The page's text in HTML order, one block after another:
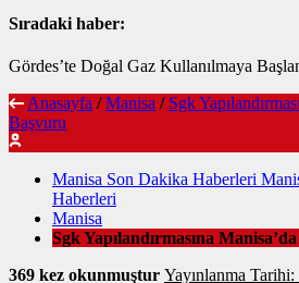
Sıradaki haber:
Gördes’te Doğal Gaz Kullanılmaya
Anasayfa / Manisa / Sgk
Başvuru
Manisa Son Dakika Haberleri
Haberleri
Manisa
Sgk Yapılandırmasına
369 kez okunmuştur Yayınlanma